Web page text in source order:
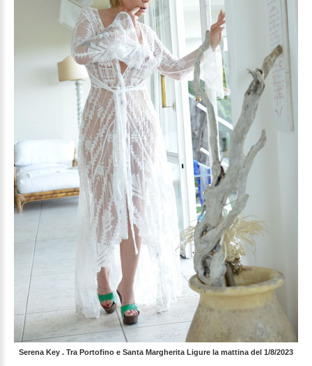
Serena Key . Tra Portofino e Santa Margherita Ligure la mattina del 1/8/2023